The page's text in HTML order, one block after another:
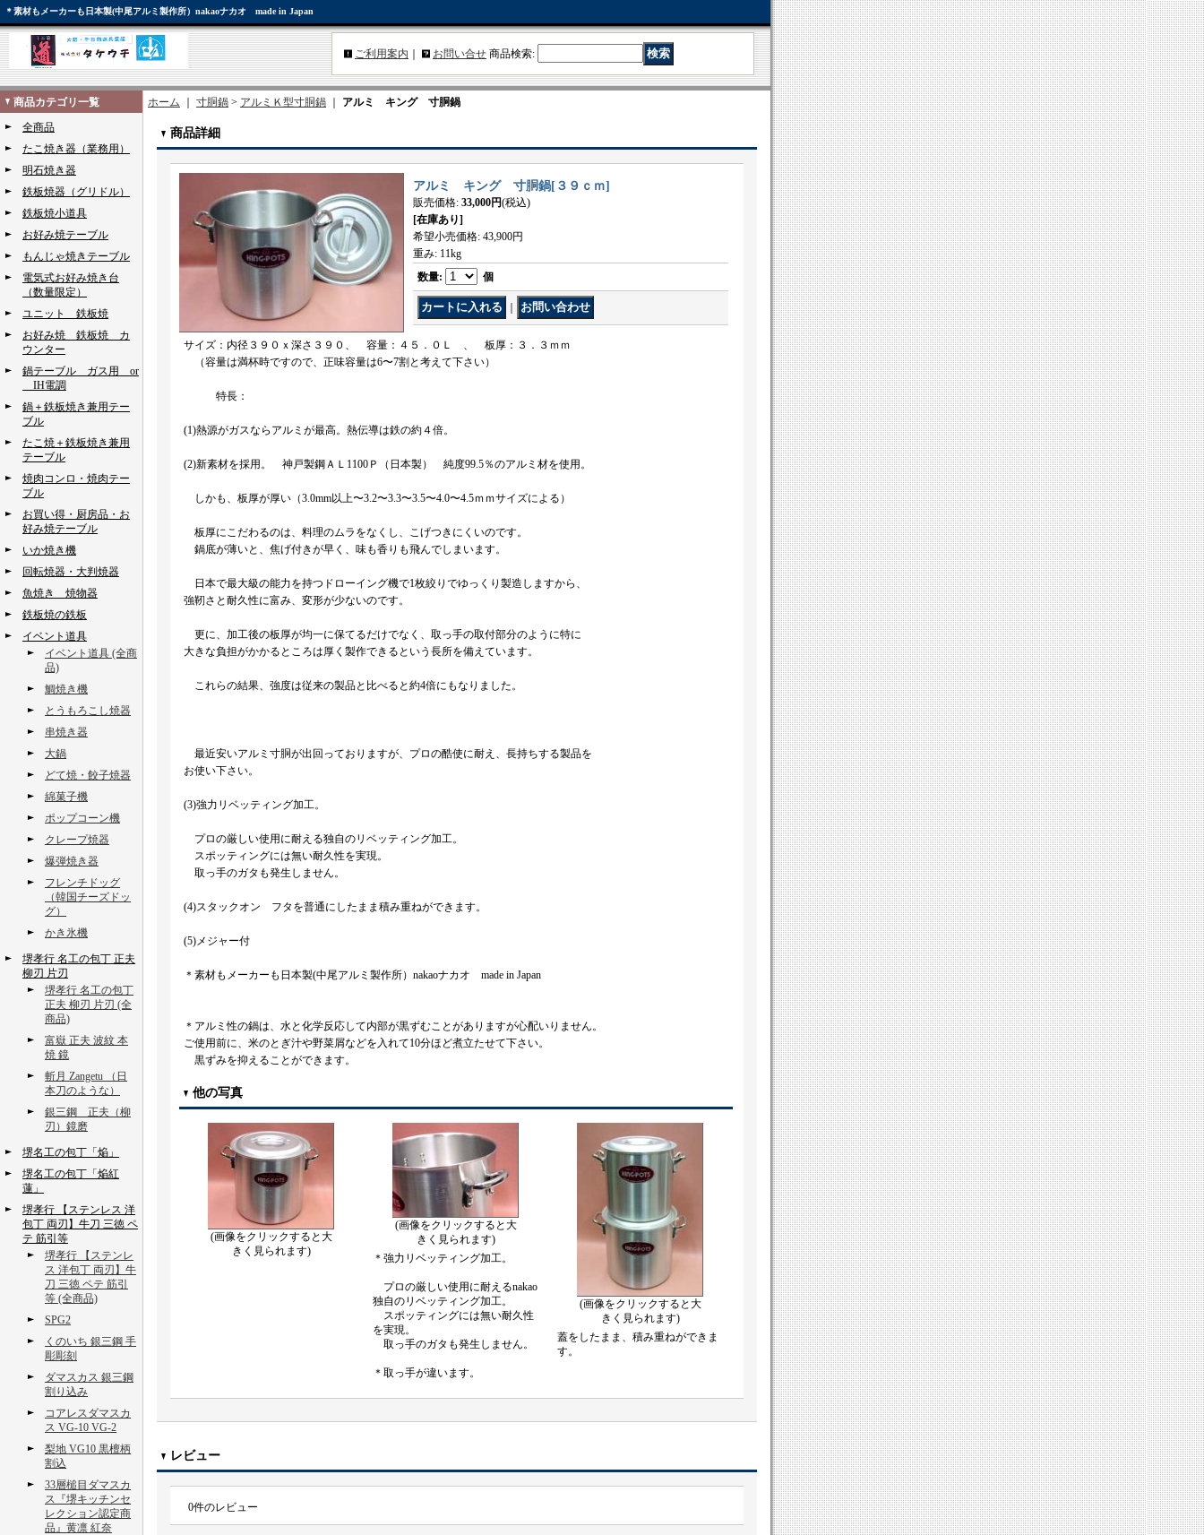
＊素材もメーカーも日本製(中尾アルミ製作所）nakaoナカオ made in Japan
ご利用案内 お問い合せ 商品検索:
商品カテゴリ一覧
全商品
たこ焼き器（業務用）
明石焼き器
鉄板焼器（グリドル）
鉄板焼小道具
お好み焼テーブル
もんじゃ焼きテーブル
電気式お好み焼き台
（数量限定）
ユニット 鉄板焼
お好み焼 鉄板焼 カ
ウンター
鍋テーブル ガス用 or
IH電調
鍋＋鉄板焼き兼用テー
ブル
たこ焼＋鉄板焼き兼用
テーブル
焼肉コンロ・焼肉テー
ブル
お買い得・厨房品・お
好み焼テーブル
いか焼き機
回転焼器・大判焼器
魚焼き 焼物器
鉄板焼の鉄板
イベント道具
イベント道具 (全商
品)
鯛焼き機
とうもろこし焼器
串焼き器
大鍋
どて焼・餃子焼器
綿菓子機
ポップコーン機
クレープ焼器
爆弾焼き器
フレンチドッグ
（韓国チーズドッ
グ）
かき氷機
堺孝行 名工の包丁 正夫
柳刃 片刃
堺孝行 名工の包丁
正夫 柳刃 片刃 (全
商品)
富嶽 正夫 波紋 本
焼 鏡
斬月 Zangetu （日
本刀のような）
銀三鋼 正夫（柳
刃）鏡磨
堺名工の包丁「焔」
堺名工の包丁「焔紅
蓮」
堺孝行 【ステンレス 洋
包丁 両刃】牛刀 三徳 ペ
テ 筋引等
堺孝行 【ステンレ
ス 洋包丁 両刃】牛
刀 三徳 ペテ 筋引
等 (全商品)
SPG2
くのいち 銀三鋼 手
彫彫刻
ダマスカス 銀三鋼
割り込み
コアレスダマスカ
ス VG-10 VG-2
梨地 VG10 黒檀柄
割込
33層槌目ダマスカ
ス『堺キッチンセ
レクション認定商
品』黄凛 紅奈
ホーム 寸胴鍋 > アルミＫ型寸胴鍋 アルミ キング 寸胴鍋
商品詳細
アルミ キング 寸胴鍋[ ３９ｃｍ]
販売価格: 33,000円(税込)
[在庫あり]
希望小売価格: 43,900円
重み: 11kg
数量: 個
サイズ：内径３９０ｘ深さ３９０、 容量：４５．０Ｌ 、 板厚：３．３ｍｍ
（容量は満杯時ですので、正味容量は6〜7割と考えて下さい）
特長：
(1)熱源がガスならアルミが最高。熱伝導は鉄の約４倍。
(2)新素材を採用。 神戸製鋼ＡＬ1100Ｐ（日本製） 純度99.5％のアルミ材を使用。
しかも、板厚が厚い（3.0mm以上〜3.2〜3.3〜3.5〜4.0〜4.5ｍｍサイズによる）
板厚にこだわるのは、料理のムラをなくし、こげつきにくいのです。
鍋底が薄いと、焦げ付きが早く、味も香りも飛んでしまいます。
日本で最大級の能力を持つドローイング機で1枚絞りでゆっくり製造しますから、
強靭さと耐久性に富み、変形が少ないのです。
更に、加工後の板厚が均一に保てるだけでなく、取っ手の取付部分のように特に
大きな負担がかかるところは厚く製作できるという長所を備えています。
これらの結果、強度は従来の製品と比べると約4倍にもなりました。
最近安いアルミ寸胴が出回っておりますが、プロの酷使に耐え、長持ちする製品を
お使い下さい。
(3)強力リベッティング加工。
プロの厳しい使用に耐える独自のリベッティング加工。
スポッティングには無い耐久性を実現。
取っ手のガタも発生しません。
(4)スタックオン フタを普通にしたまま積み重ねができます。
(5)メジャー付
＊素材もメーカーも日本製(中尾アルミ製作所）nakaoナカオ made in Japan
＊アルミ性の鍋は、水と化学反応して内部が黒ずむことがありますが心配いりません。
ご使用前に、米のとぎ汁や野菜屑などを入れて10分ほど煮立たせて下さい。
黒ずみを抑えることができます。
他の写真
(画像をクリックすると大
きく見られます)
(画像をクリックすると大
きく見られます)
＊強力リベッティング加工。
プロの厳しい使用に耐えるnakao
独自のリベッティング加工。
スポッティングには無い耐久性
を実現。
取っ手のガタも発生しません。
＊取っ手が違います。
(画像をクリックすると大
きく見られます)
蓋をしたまま、積み重ねができま
す。
レビュー
0件のレビュー